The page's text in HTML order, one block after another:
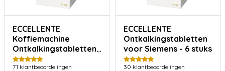
ECCELLENTE
Koffiemachine
Ontkalkingstabletten
- 6 stuks
71 klantbeoordelingen
ECCELLENTE
Ontkalkingstabletten
voor Siemens - 6 stuks
30 klantbeoordelingen